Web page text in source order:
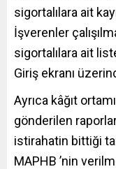
sigortalılara ait
İşverenler
sigortalılara ait
Giriş ekranı
Ayrıca kâğıt
gönderilen
istirahatin bittiği
MAPHB ’nin